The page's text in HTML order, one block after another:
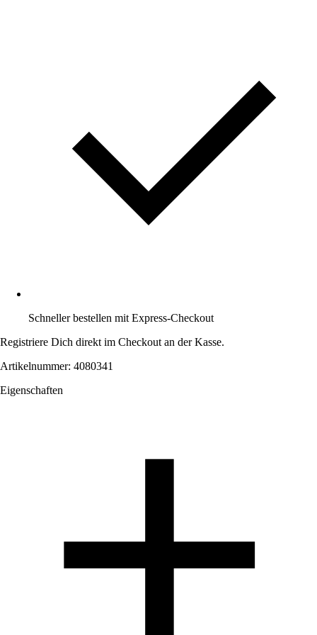
Schneller bestellen mit Express-Checkout
Registriere Dich direkt im Checkout an der Kasse.
Artikelnummer: 4080341
Eigenschaften